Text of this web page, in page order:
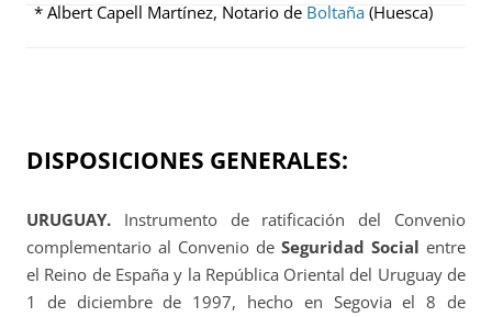
* Albert Capell Martínez, Notario de Boltaña (Huesca)
DISPOSICIONES GENERALES:
URUGUAY. Instrumento de ratificación del Convenio
complementario al Convenio de Seguridad Social entre
el Reino de España y la República Oriental del Uruguay de
1 de diciembre de 1997, hecho en Segovia el 8 de